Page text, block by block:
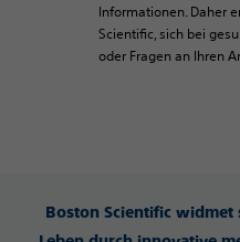
Informationen. Daher
Scientific, sich bei
oder Fragen an Ihren
Boston Scientific widmet